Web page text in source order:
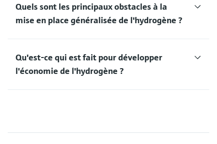
Quels sont les principaux obstacles à la
mise en place généralisée de l'hydrogène ?
Qu'est-ce qui est fait pour développer
l'économie de l'hydrogène ?